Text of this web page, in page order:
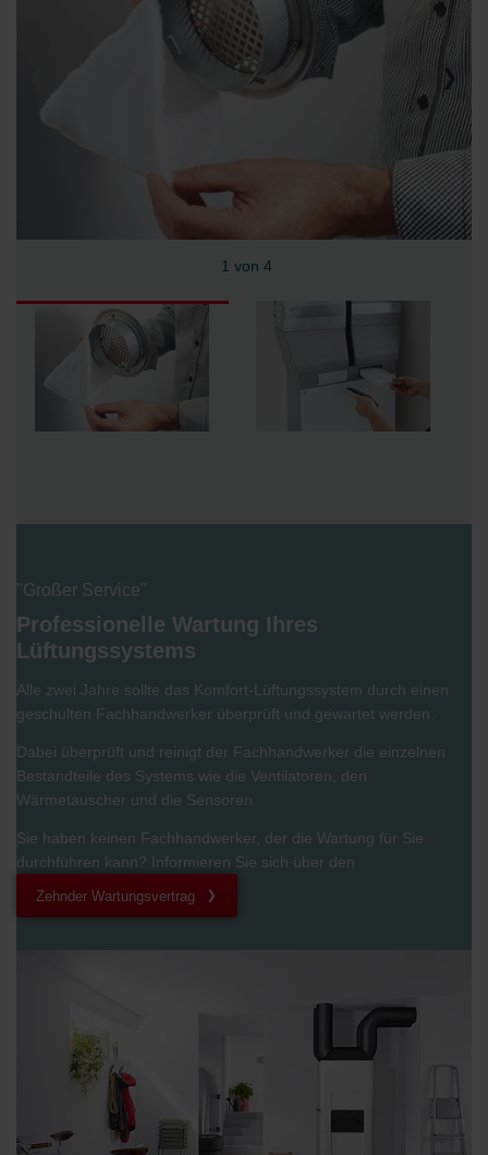
2 von 4
"Großer Service"
Professionelle Wartung Ihres
Lüftungssystems
Alle zwei Jahre sollte das Komfort-Lüftungssystem durch einen
geschulten Fachhandwerker überprüft und gewartet werden.
Dabei überprüft und reinigt der Fachhandwerker die einzelnen
Bestandteile des Systems wie die Ventilatoren, den
Wärmetauscher und die Sensoren.
Sie haben keinen Fachhandwerker, der die Wartung für Sie
durchführen kann? Informieren Sie sich über den
Zehnder Wartungsvertrag